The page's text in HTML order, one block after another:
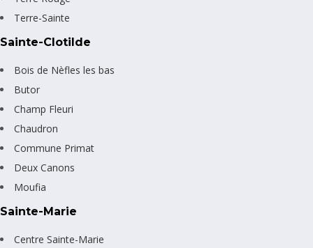
Terre-Sainte
Sainte-Clotilde
Bois de Nèfles les bas
Butor
Champ Fleuri
Chaudron
Commune Primat
Deux Canons
Moufia
Sainte-Marie
Centre Sainte-Marie